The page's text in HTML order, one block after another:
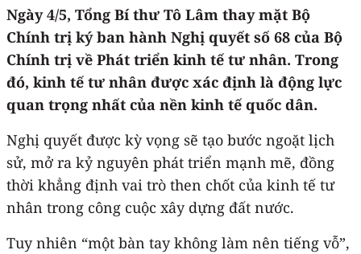
Ngày 4/5, Tổng Bí thư Tô Lâm thay mặt Bộ
Chính trị ký ban hành Nghị quyết số 68 của Bộ
Chính trị về Phát triển kinh tế tư nhân. Trong
đó, kinh tế tư nhân được xác định là động lực
quan trọng nhất của nền kinh tế quốc dân.
Nghị quyết được kỳ vọng sẽ tạo bước ngoặt lịch
sử, mở ra kỷ nguyên phát triển mạnh mẽ, đồng
thời khẳng định vai trò then chốt của kinh tế tư
nhân trong công cuộc xây dựng đất nước.
Tuy nhiên “một bàn tay không làm nên tiếng vỗ”,